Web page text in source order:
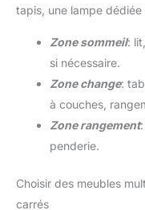
tapis, une lampe dédiée
Zone sommeil:
si nécessaire.
Zone change:
à couches,
Zone rangement
penderie.
Choisir des meubles
carrés